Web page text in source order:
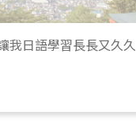
我日語學習長長又久久